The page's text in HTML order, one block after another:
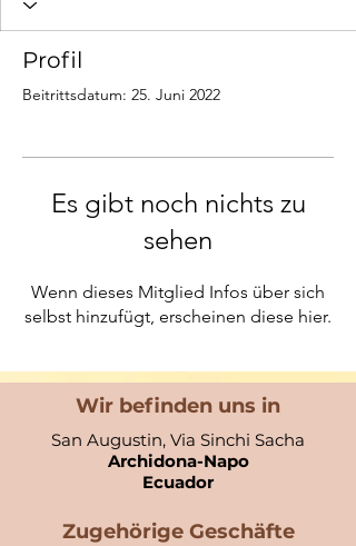
Profil
Beitrittsdatum: 25. Juni 2022
Es gibt noch nichts zu
sehen
Wenn dieses Mitglied Infos über sich
selbst hinzufügt, erscheinen diese hier.
Wir befinden uns in
San Augustin, Via Sinchi Sacha
Archidona-Napo
Ecuador​
Zugehörige Geschäfte